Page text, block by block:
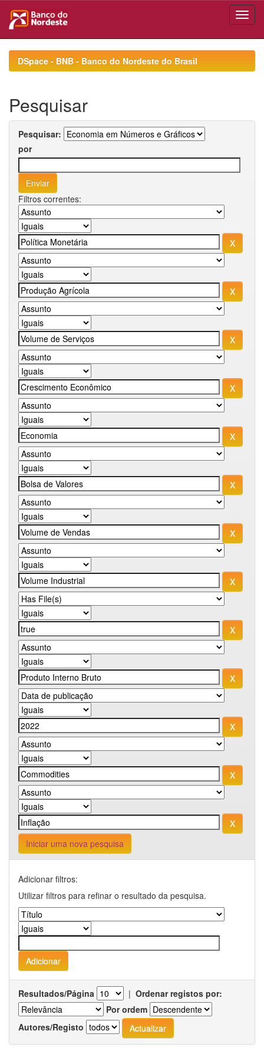
navigationDSpace - BNB - Banco do Nordeste do Brasil
Pesquisar
Pesquisar:
por
Filtros correntes:
Iniciar uma nova pesquisa
Adicionar filtros:
Utilizar filtros para refinar o resultado da pesquisa.
Resultados/Página | Ordenar registos por:
Por ordem
Autores/Registo